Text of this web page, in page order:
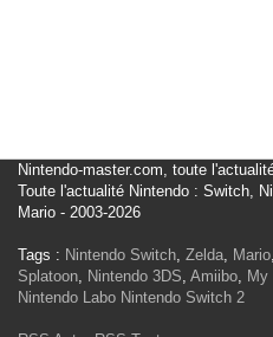
Nintendo-master.com, toute
Toute l'actualité Nintendo : Switch,
Mario - 2003-2026
Tags : Nintendo Switch, Zelda, Mario,
Splatoon, Nintendo 3DS, Amiibo, My
Nintendo Labo Nintendo Switch 2